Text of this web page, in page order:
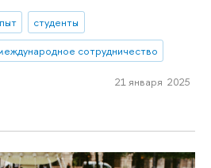
студенты
сотрудничество
21 января 2025